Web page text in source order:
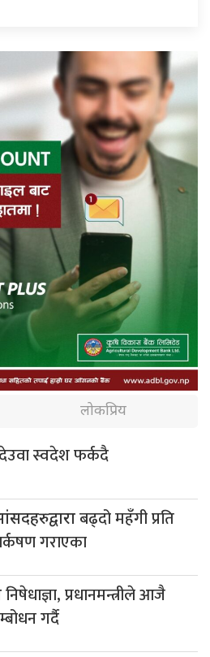
लोकप्रिय
स्वदेश फर्कदै
बढ्दो महँगी प्रति
गराएका
निषेधाज्ञा, प्रधानमन्त्रीले आजै
गर्दै